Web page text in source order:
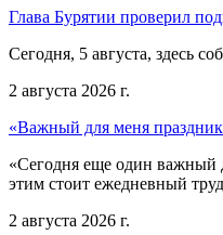
Глава Бурятии проверил
Сегодня, 5 августа, здесь
2 августа 2026 г.
«Важный для меня
«Сегодня еще один важный
этим стоит ежедневный
2 августа 2026 г.